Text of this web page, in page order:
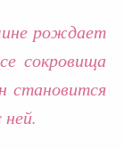
рождает
сокровища
становится